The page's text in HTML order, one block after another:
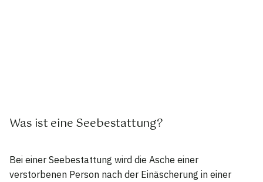
Was ist eine Seebestattung?
Bei einer Seebestattung wird die Asche einer
verstorbenen Person nach der Einäscherung in einer